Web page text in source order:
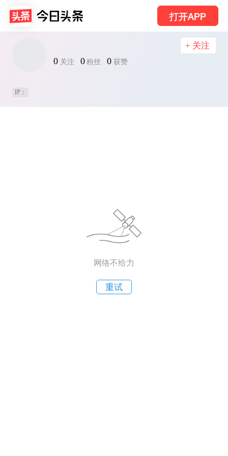
打开APP
0 关注 0 粉丝 0 获赞
+ 关注
IP：
网络不给力
重试